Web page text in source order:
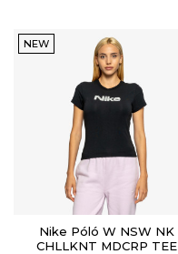
NEW
Nike Póló W NSW NK
CHLLKNT MDCRP TEE